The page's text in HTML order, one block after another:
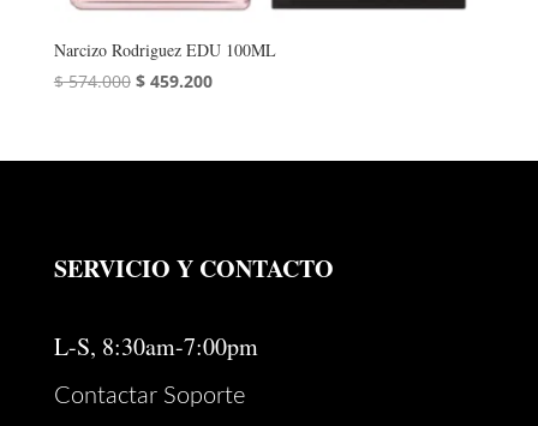
Narcizo Rodriguez EDU 100ML
$574.000 El
era:
$459.200El
es:
SERVICIO Y CONTACTO
L-S, 8:30am-7:00pm
Contactar Soporte